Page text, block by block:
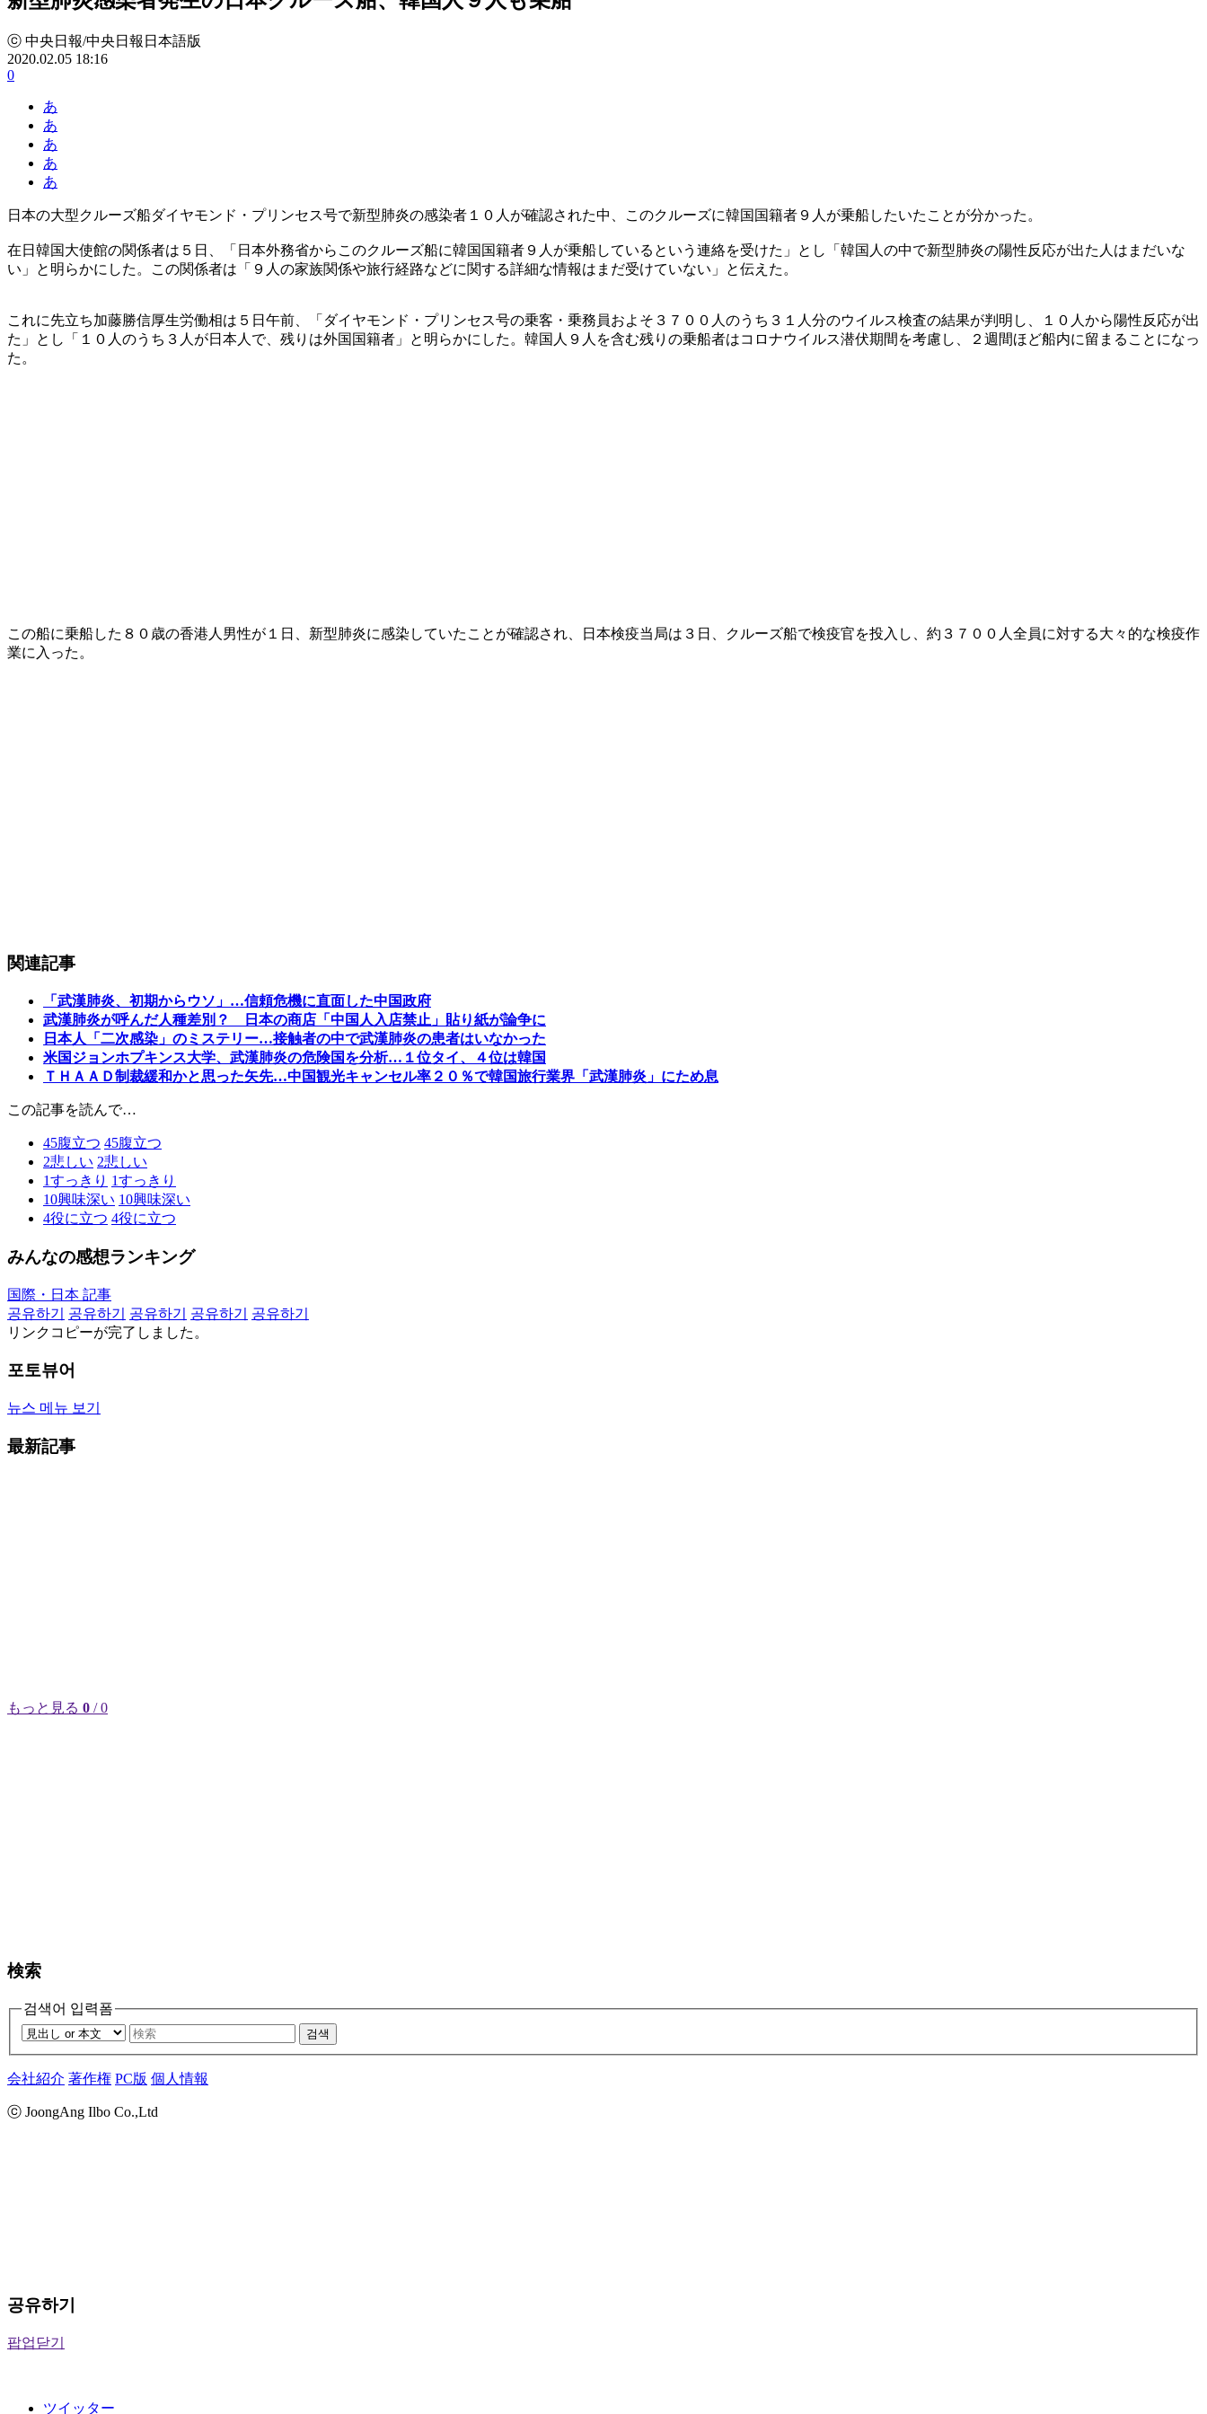
ⓒ 中央日報/中央日報日本語版
2020.02.05 18:16
0
あ
あ
あ
あ
あ
日本の大型クルーズ船ダイヤモンド・プリンセス号で新型肺炎の感染者１０人が確認された中、このクルーズに韓国国籍者９人が乗船したいたことが分かった。
在日韓国大使館の関係者は５日、「日本外務省からこのクルーズ船に韓国国籍者９人が乗船しているという連絡を受けた」とし「韓国人の中で新型肺炎の陽性反応が出た人はまだいな
い」と明らかにした。この関係者は「９人の家族関係や旅行経路などに関する詳細な情報はまだ受けていない」と伝えた。
これに先立ち加藤勝信厚生労働相は５日午前、「ダイヤモンド・プリンセス号の乗客・乗務員およそ３７００人のうち３１人分のウイルス検査の結果が判明し、１０人から陽性反応が出
た」とし「１０人のうち３人が日本人で、残りは外国国籍者」と明らかにした。韓国人９人を含む残りの乗船者はコロナウイルス潜伏期間を考慮し、２週間ほど船内に留まることになっ
た。
この船に乗船した８０歳の香港人男性が１日、新型肺炎に感染していたことが確認され、日本検疫当局は３日、クルーズ船で検疫官を投入し、約３７００人全員に対する大々的な検疫作
業に入った。
関連記事
「武漢肺炎、初期からウソ」…信頼危機に直面した中国政府
武漢肺炎が呼んだ人種差別？ 日本の商店「中国人入店禁止」貼り紙が論争に
日本人「二次感染」のミステリー…接触者の中で武漢肺炎の患者はいなかった
米国ジョンホプキンス大学、武漢肺炎の危険国を分析…１位タイ、４位は韓国
ＴＨＡＡＤ制裁緩和かと思った矢先…中国観光キャンセル率２０％で韓国旅行業界「武漢肺炎」にため息
この記事を読んで…
45腹立つ 45腹立つ
2悲しい 2悲しい
1すっきり 1すっきり
10興味深い 10興味深い
4役に立つ 4役に立つ
みんなの感想ランキング
国際・日本 記事
공유하기
공유하기 공유하기 공유하기
공유하기
リンクコピーが完了しました。
포토뷰어
뉴스 메뉴 보기
最新記事
もっと見る 0 / 0
検索
검색어 입력폼
검색
会社紹介 著作権 PC版 個人情報
ⓒ JoongAng Ilbo Co.,Ltd
공유하기
팝업닫기
ツイッター